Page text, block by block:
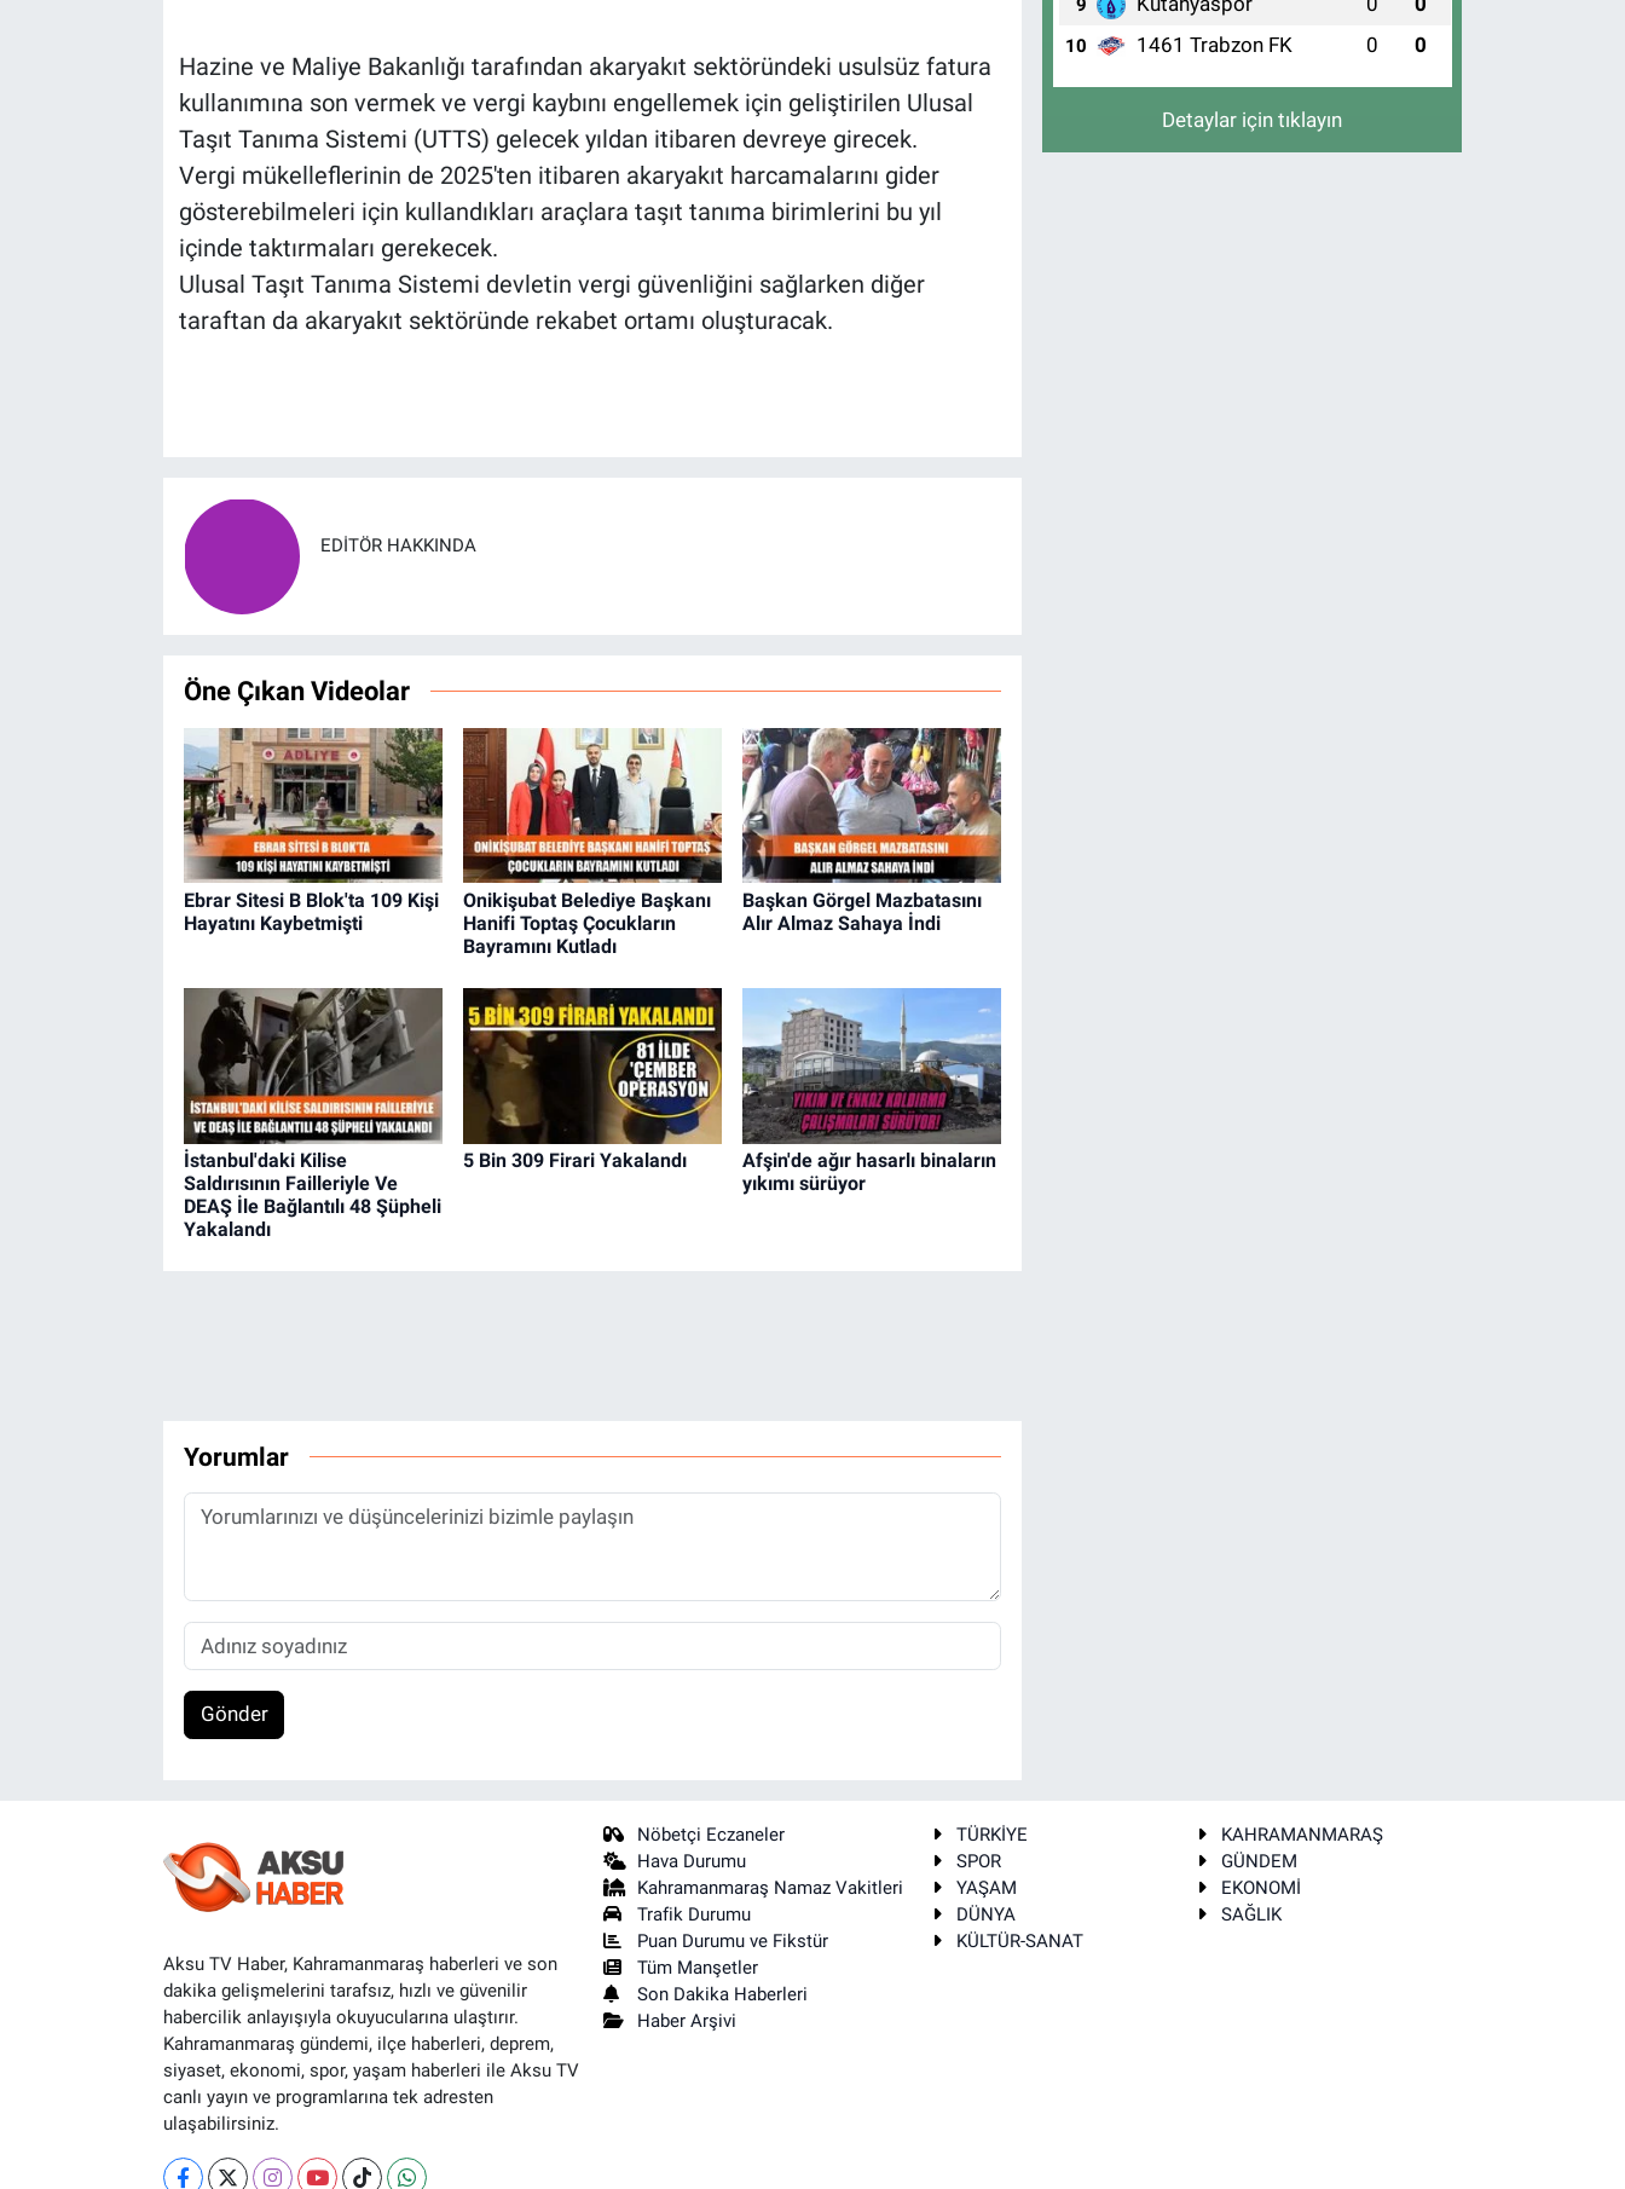
Hazine ve Maliye Bakanlığı tarafından akaryakıt sektöründeki usulsüz fatura
kullanımına son vermek ve vergi kaybını engellemek için geliştirilen Ulusal
Taşıt Tanıma Sistemi (UTTS) gelecek yıldan itibaren devreye girecek.
Vergi mükelleflerinin de 2025'ten itibaren akaryakıt harcamalarını gider
gösterebilmeleri için kullandıkları araçlara taşıt tanıma birimlerini bu yıl
içinde taktırmaları gerekecek.
Ulusal Taşıt Tanıma Sistemi devletin vergi güvenliğini sağlarken diğer
taraftan da akaryakıt sektöründe rekabet ortamı oluşturacak.
EDITÖR HAKKINDA
Öne Çıkan Videolar
Ebrar Sitesi B Blok'ta 109 Kişi
Hayatını Kaybetmişti
Onikişubat Belediye Başkanı
Hanifi Toptaş Çocukların
Bayramını Kutladı
Başkan Görgel Mazbatasını
Alır Almaz Sahaya İndi
İstanbul'daki Kilise
Saldırısının Failleriyle Ve
DEAŞ İle Bağlantılı 48 Şüpheli
Yakalandı
5 Bin 309 Firari Yakalandı
Afşin'de ağır hasarlı binaların
yıkımı sürüyor
Yorumlar
Gönder
9
10 1461 Trabzon FK 0 0
Detaylar için tıklayın
Aksu TV Haber, Kahramanmaraş haberleri ve son
dakika gelişmelerini tarafsız, hızlı ve güvenilir
habercilik anlayışıyla okuyucularına ulaştırır.
Kahramanmaraş gündemi, ilçe haberleri, deprem,
siyaset, ekonomi, spor, yaşam haberleri ile Aksu TV
canlı yayın ve programlarına tek adresten
ulaşabilirsiniz.
Nöbetçi Eczaneler
Hava Durumu
Kahramanmaraş Namaz Vakitleri
Trafik Durumu
Puan Durumu ve Fikstür
Tüm Manşetler
Son Dakika Haberleri
Haber Arşivi
TÜRKİYE
KAHRAMANMARAŞ
SPOR
GÜNDEM
YAŞAM
EKONOMİ
DÜNYA
SAĞLIK
KÜLTÜR-SANAT